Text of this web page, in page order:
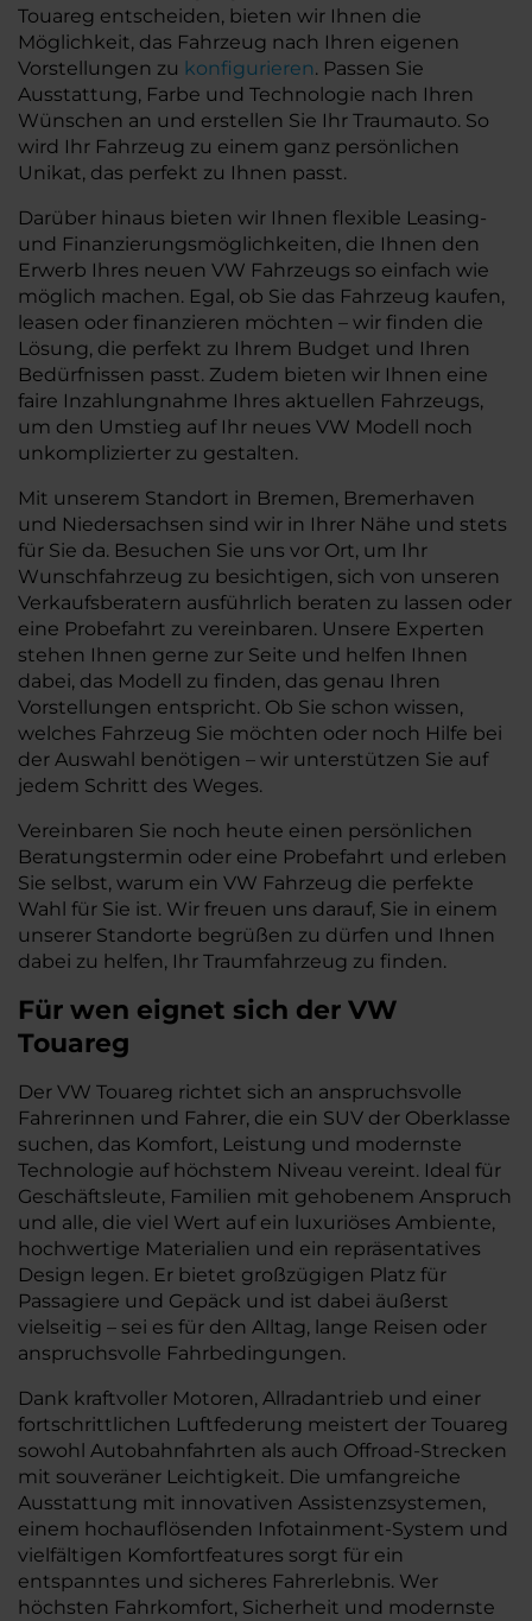
Touareg entscheiden, bieten wir Ihnen die
Möglichkeit, das Fahrzeug nach Ihren eigenen
Vorstellungen zu konfigurieren. Passen Sie
Ausstattung, Farbe und Technologie nach Ihren
Wünschen an und erstellen Sie Ihr Traumauto. So
wird Ihr Fahrzeug zu einem ganz persönlichen
Unikat, das perfekt zu Ihnen passt.
Darüber hinaus bieten wir Ihnen flexible Leasing-
und Finanzierungsmöglichkeiten, die Ihnen den
Erwerb Ihres neuen VW Fahrzeugs so einfach wie
möglich machen. Egal, ob Sie das Fahrzeug kaufen,
leasen oder finanzieren möchten – wir finden die
Lösung, die perfekt zu Ihrem Budget und Ihren
Bedürfnissen passt. Zudem bieten wir Ihnen eine
faire Inzahlungnahme Ihres aktuellen Fahrzeugs,
um den Umstieg auf Ihr neues VW Modell noch
unkomplizierter zu gestalten.
Mit unserem Standort in Bremen, Bremerhaven
und Niedersachsen sind wir in Ihrer Nähe und stets
für Sie da. Besuchen Sie uns vor Ort, um Ihr
Wunschfahrzeug zu besichtigen, sich von unseren
Verkaufsberatern ausführlich beraten zu lassen oder
eine Probefahrt zu vereinbaren. Unsere Experten
stehen Ihnen gerne zur Seite und helfen Ihnen
dabei, das Modell zu finden, das genau Ihren
Vorstellungen entspricht. Ob Sie schon wissen,
welches Fahrzeug Sie möchten oder noch Hilfe bei
der Auswahl benötigen – wir unterstützen Sie auf
jedem Schritt des Weges.
Vereinbaren Sie noch heute einen persönlichen
Beratungstermin oder eine Probefahrt und erleben
Sie selbst, warum ein VW Fahrzeug die perfekte
Wahl für Sie ist. Wir freuen uns darauf, Sie in einem
unserer Standorte begrüßen zu dürfen und Ihnen
dabei zu helfen, Ihr Traumfahrzeug zu finden.
Für wen eignet sich der VW
Touareg
Der VW Touareg richtet sich an anspruchsvolle
Fahrerinnen und Fahrer, die ein SUV der Oberklasse
suchen, das Komfort, Leistung und modernste
Technologie auf höchstem Niveau vereint. Ideal für
Geschäftsleute, Familien mit gehobenem Anspruch
und alle, die viel Wert auf ein luxuriöses Ambiente,
hochwertige Materialien und ein repräsentatives
Design legen. Er bietet großzügigen Platz für
Passagiere und Gepäck und ist dabei äußerst
vielseitig – sei es für den Alltag, lange Reisen oder
anspruchsvolle Fahrbedingungen.
Dank kraftvoller Motoren, Allradantrieb und einer
fortschrittlichen Luftfederung meistert der Touareg
sowohl Autobahnfahrten als auch Offroad-Strecken
mit souveräner Leichtigkeit. Die umfangreiche
Ausstattung mit innovativen Assistenzsystemen,
einem hochauflösenden Infotainment-System und
vielfältigen Komfortfeatures sorgt für ein
entspanntes und sicheres Fahrerlebnis. Wer
höchsten Fahrkomfort, Sicherheit und modernste